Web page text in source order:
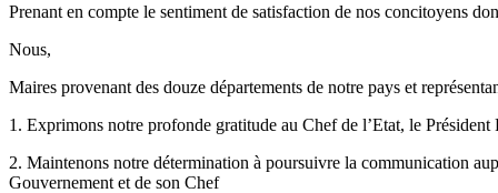
Prenant en compte le sentiment de satisfaction de nos concitoyens
Nous,
Maires provenant des douze départements de notre pays et
1. Exprimons notre profonde gratitude au Chef de l’Etat, le
2. Maintenons notre détermination à poursuivre la communication
Gouvernement et de son Chef